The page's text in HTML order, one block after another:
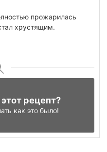
прожарилась
хрустящим.
рецепт?
как это было!